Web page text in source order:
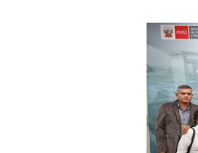
¿Viajas
JAMES
MÁS DE 12
OSIPTEL:
¿Viajas